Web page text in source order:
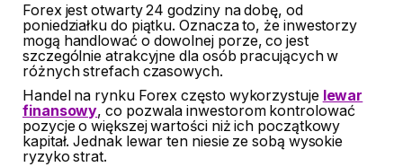
Forex jest otwarty 24 godziny na dobę, od
poniedziałku do piątku. Oznacza to, że inwestorzy
mogą handlować o dowolnej porze, co jest
szczególnie atrakcyjne dla osób pracujących w
różnych strefach czasowych.
Handel na rynku Forex często wykorzystuje lewar
finansowy, co pozwala inwestorom kontrolować
pozycje o większej wartości niż ich początkowy
kapitał. Jednak lewar ten niesie ze sobą wysokie
ryzyko strat.